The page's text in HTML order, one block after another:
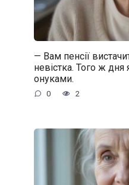
— Вам пенсії
невістка. Того ж дня
онуками.
0 2